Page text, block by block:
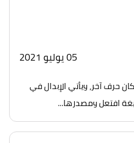
05 يوليو 2021
حرف آخر، ويأتي الإبدال في
افتعل ومصدرها...